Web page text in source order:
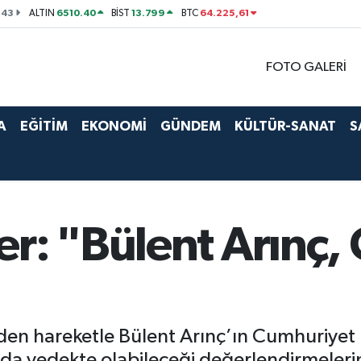
ALTIN 6510.40 BİST13.799 BTC 64.225,61
FOTO GALERİ
EĞİTİM EKONOMİ GÜNDEM KÜLTÜR-SANAT
"Bülent Arınç,
hareketle Bülent Arınç’ın Cumhuriyet